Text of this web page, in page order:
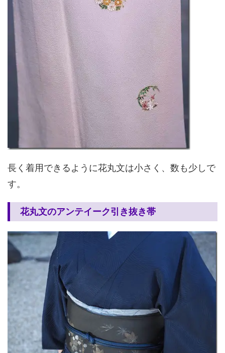
長く着用できるように花丸文は小さく、数も少しで
す。
花丸文のアンテイーク引き抜き帯